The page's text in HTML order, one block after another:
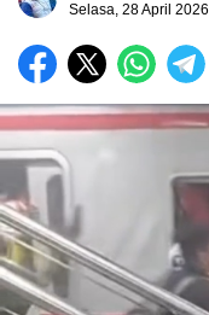
Selasa, 28 April 2026